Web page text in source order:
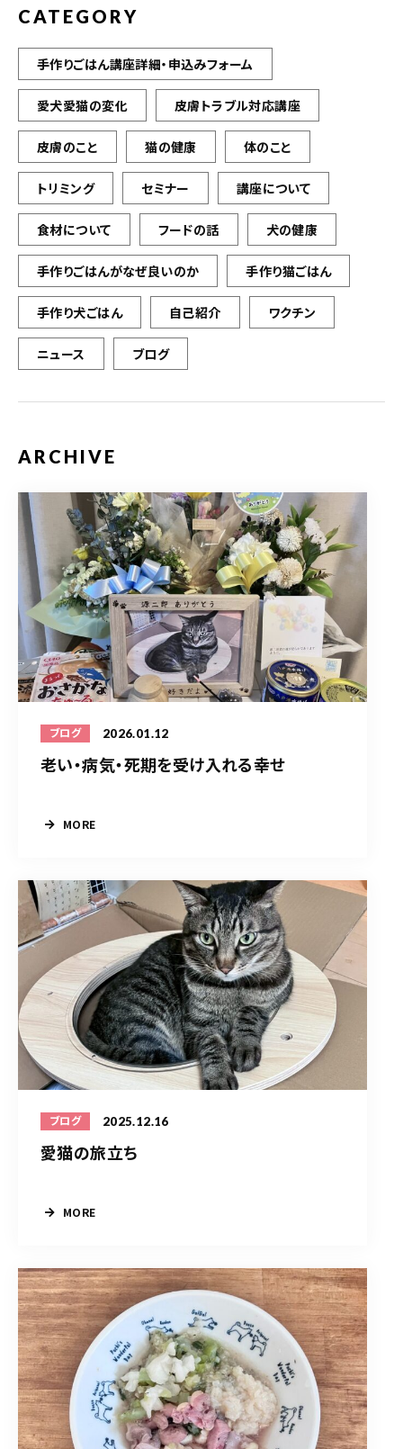
CATEGORY
手作りごはん講座詳細・申込みフォーム
愛犬愛猫の変化 皮膚トラブル対応講座
皮膚のこと 猫の健康 体のこと
トリミング セミナー 講座について
食材について フードの話 犬の健康
手作りごはんがなぜ良いのか 手作り猫ごはん
手作り犬ごはん 自己紹介 ワクチン
ニュース ブログ
ARCHIVE
ブログ 2026.01.12
老い・病気・死期を受け入れる幸せ
MORE
ブログ 2025.12.16
愛猫の旅立ち
MORE